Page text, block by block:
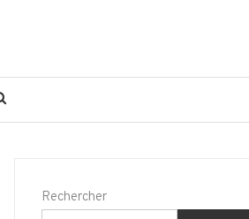
Rechercher